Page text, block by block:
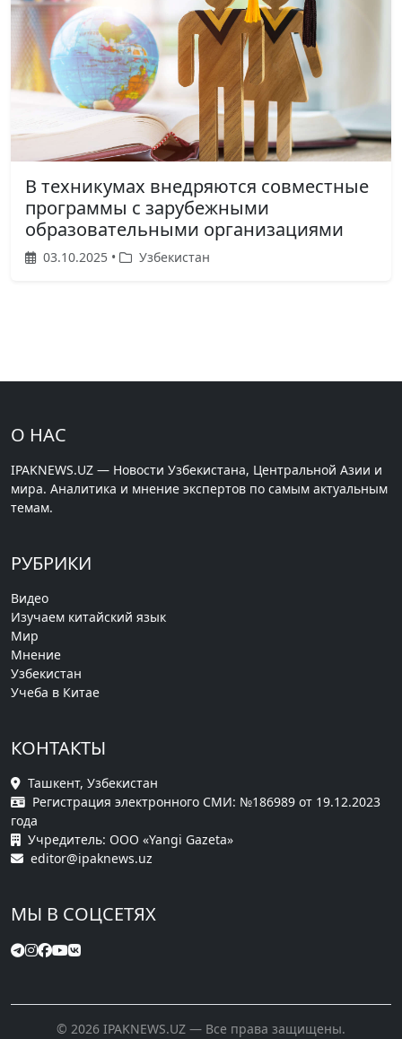
В техникумах внедряются совместные
программы с зарубежными
образовательными организациями
03.10.2025 • Узбекистан
О НАС
IPAKNEWS.UZ — Новости Узбекистана, Центральной Азии и
мира. Аналитика и мнение экспертов по самым актуальным
темам.
РУБРИКИ
Видео
Изучаем китайский язык
Мир
Мнение
Узбекистан
Учеба в Китае
КОНТАКТЫ
Ташкент, Узбекистан
Регистрация электронного СМИ: №186989 от 19.12.2023
года
Учредитель: ООО «Yangi Gazeta»
editor@ipaknews.uz
МЫ В СОЦСЕТЯХ
© 2026 IPAKNEWS.UZ — Все права защищены.